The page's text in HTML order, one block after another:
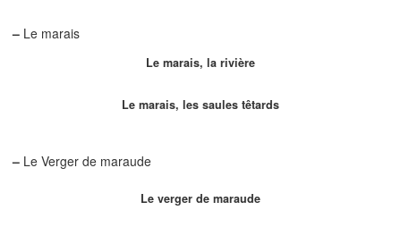
– Le marais
Le marais, la rivière
Le marais, les saules têtards
– Le Verger de maraude
Le verger de maraude